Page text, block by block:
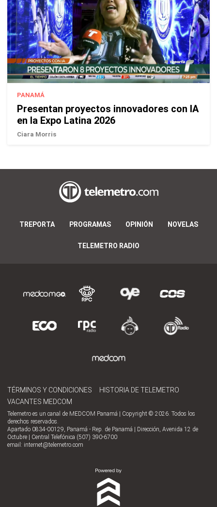
PANAMÁ
Presentan proyectos innovadores con IA
en la Expo Latina 2026
Ciara Morris
TREPORTA PROGRAMAS OPINIÓN NOVELAS
TELEMETRO RADIO
TÉRMINOS Y CONDICIONES
HISTORIA DE TELEMETRO
VACANTES MEDCOM
Telemetro es un canal de MEDCOM Panamá | Copyright © 2026. Todos los
derechos reservados.
Apartado 0834-00129, Panamá - Rep. de Panamá | Dirección, Avenida 12 de
Octubre | Central Telefónica (507) 390-6700
email: internet@telemetro.com